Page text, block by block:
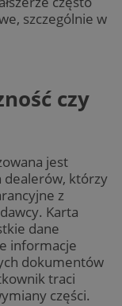
szczególnie w
czy
jest
dealerów, którzy
z
Karta
dane
informacje
dokumentów
traci
części.